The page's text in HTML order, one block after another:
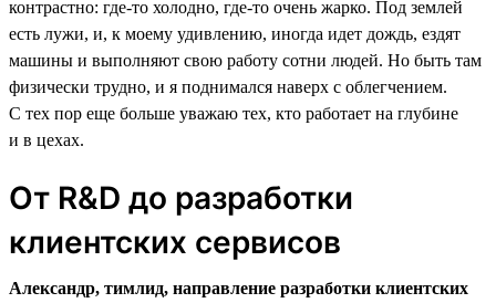
контрастно: где-то холодно, где-то очень жарко. Под землей
есть лужи, и, к моему удивлению, иногда идет дождь, ездят
машины и выполняют свою работу сотни людей. Но быть там
физически трудно, и я поднимался наверх с облегчением.
С тех пор еще больше уважаю тех, кто работает на глубине
и в цехах.
От R&D до разработки
клиентских сервисов
Александр, тимлид, направление разработки клиентских